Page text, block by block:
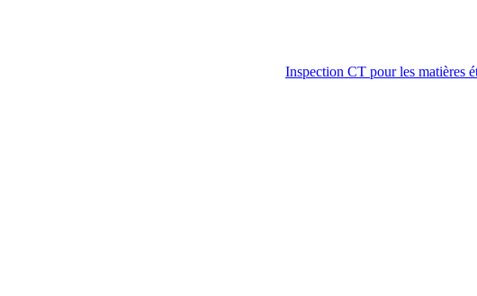
Inspection CT pour les matières